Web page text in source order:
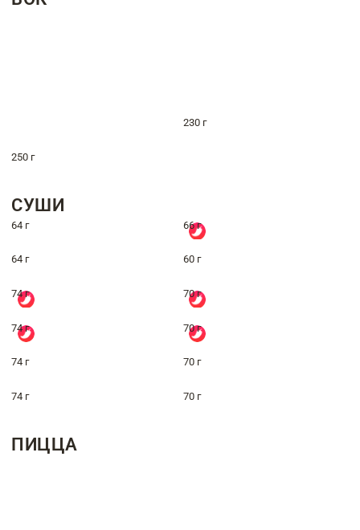
230 г
250 г
СУШИ
64 г 66 г
64 г 60 г
74 г 70 г
74 г 70 г
74 г 70 г
74 г 70 г
ПИЦЦА